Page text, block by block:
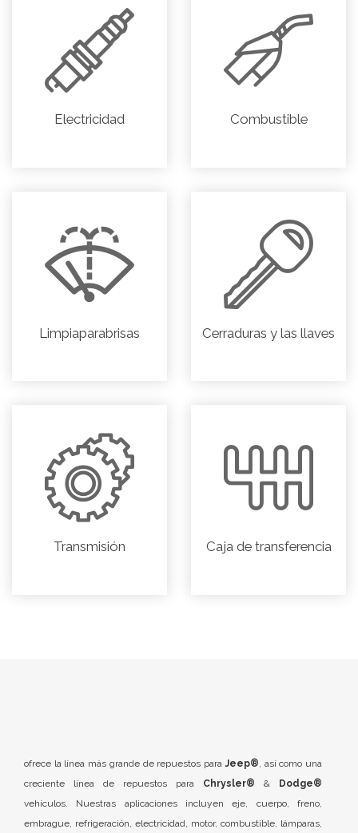
Electricidad Combustible
Limpiaparabrisas Cerraduras y las llaves
Transmisión Caja de transferencia
ofrece la línea más grande de repuestos paraJeep®, así como una
creciente línea de repuestos para Chrysler® &
Dodge®
vehículos. Nuestras aplicaciones incluyen eje, cuerpo, freno,
embrague, refrigeración, electricidad, motor, combustible, lámparas,